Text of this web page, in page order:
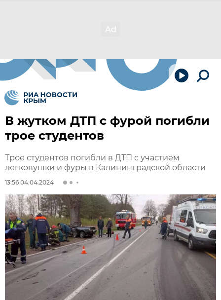
В жутком ДТП с фурой погибли
трое студентов
Трое студентов погибли в ДТП с участием
легковушки и фуры в Калининградской области
13:56 04.04.2024